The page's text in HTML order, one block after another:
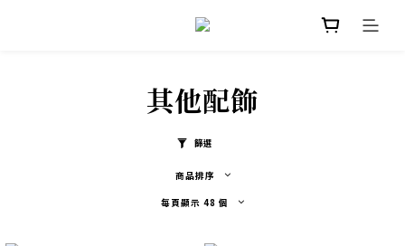
其他配飾
篩選
商品排序
每頁顯示 48 個